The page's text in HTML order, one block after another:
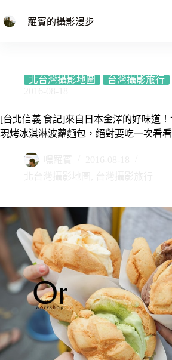
至
羅賓的攝影漫步
北台灣攝影地圖 台灣攝影旅行
[台北信義|食記]來自日本金澤的好味道
現烤冰淇淋波蘿麵包，絕對要吃一次看看